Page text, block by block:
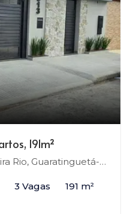
191m²
Rio, Guaratinguetá-SP
3 Vagas 191 m²